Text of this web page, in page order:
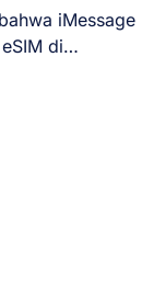
iMessage
di